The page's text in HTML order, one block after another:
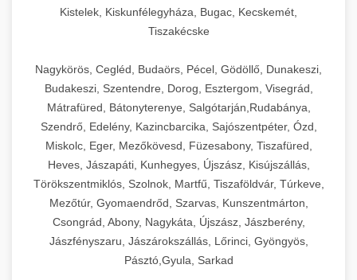
chef-iparikonyhagepek.hu
forgalmú éttermi műveletekhez. Gyors tisztítási
ciklusok fertőtlenítési képességekkel.
chef-iparikonyhagepek.hu
🧀 27. Ipari Sajtreszelő Gép +
élelmiszer-előkészítéshez. Különböző reszelési
méretek különböző alkalmazásokhoz.
chef-iparikonyhagepek.hu
kereskedelmi sajtreszelő
🍳 28. Nagykonyhai
Berendezések
+
Teljes körű nagykonyhai berendezések és
professzionális vendéglátóipari kellékek.
Minden, ami szükséges éttermi és catering
műveletekhez.
chef-iparikonyhagepek.hu
kereskedelmi konyhai megoldások
Kistelek, Kiskunfélegyháza, Bugac, Kecskemét,
Tiszakécske
Nagykörös, Cegléd, Budaörs, Pécel, Gödöllő, Dunakeszi,
Budakeszi, Szentendre, Dorog, Esztergom, Visegrád,
Mátrafüred, Bátonyterenye, Salgótarján,Rudabánya,
Szendrő, Edelény, Kazincbarcika, Sajószentpéter, Ózd,
Miskolc, Eger, Mezőkövesd, Füzesabony, Tiszafüred,
Heves, Jászapáti, Kunhegyes, Újszász, Kisújszállás,
Törökszentmiklós, Szolnok, Martfű, Tiszaföldvár, Túrkeve,
Mezőtúr, Gyomaendrőd, Szarvas, Kunszentmárton,
Csongrád, Abony, Nagykáta, Újszász, Jászberény,
Jászfényszaru, Jászárokszállás, Lőrinci, Gyöngyös,
Pásztó,Gyula, Sarkad